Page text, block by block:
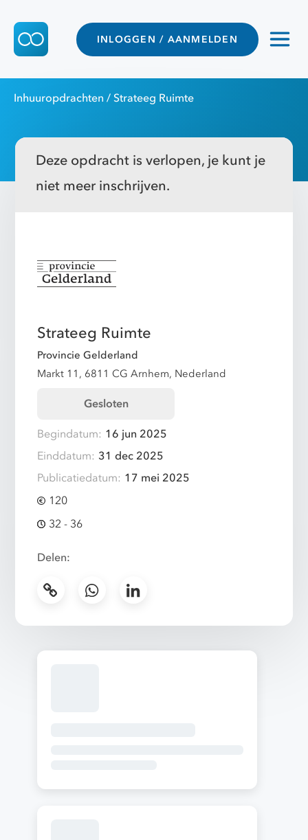
INLOGGEN / AANMELDEN
Inhuuropdrachten / Strateeg Ruimte
Deze opdracht is verlopen, je kunt je
niet meer inschrijven.
Strateeg Ruimte
Provincie Gelderland
Markt 11, 6811 CG Arnhem, Nederland
Gesloten
Begindatum: 16 jun 2025
Einddatum: 31 dec 2025
Publicatiedatum: 17 mei 2025
120
32 - 36
Delen: